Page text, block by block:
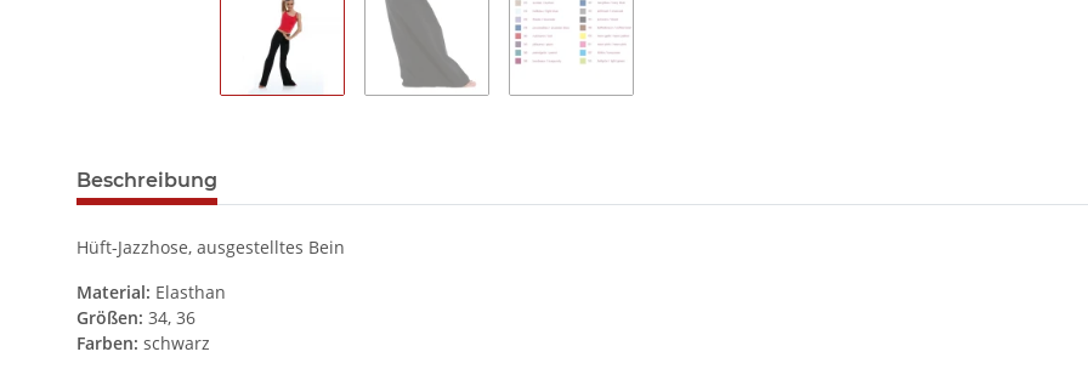
Beschreibung
Hüft-Jazzhose, ausgestelltes Bein
Material: Elasthan
Größen: 34, 36
Farben: schwarz